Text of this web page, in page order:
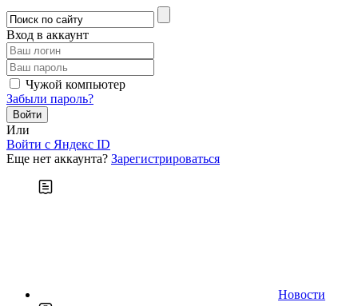
Вход в аккаунт
Чужой компьютер
Забыли пароль?
Или
Войти c Яндекс ID
Еще нет аккаунта? Зарегистрироваться
Новости